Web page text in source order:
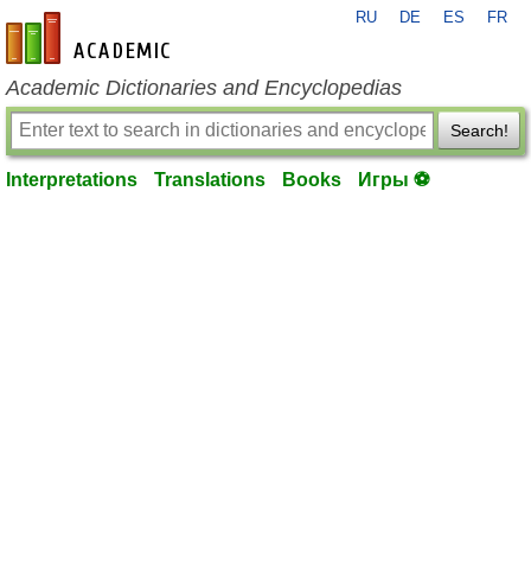
en-academic.com
RU DE ES FR
Academic Dictionaries and Encyclopedias
Search!
Interpretations Translations Books Игры ⚽